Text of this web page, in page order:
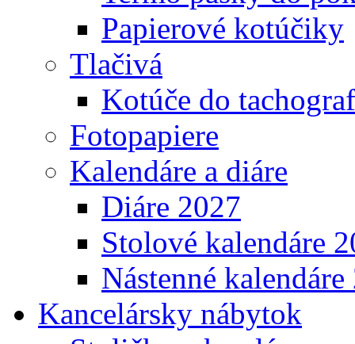
Papierové kotúčiky
Tlačivá
Kotúče do
Fotopapiere
Kalendáre a diáre
Diáre 2027
Stolové kalendáre
Nástenné
Kancelársky nábytok